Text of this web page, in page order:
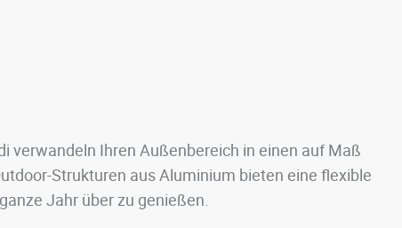
verwandeln Ihren Außenbereich in einen auf Maß
Strukturen aus Aluminium bieten eine flexible
Jahr über zu genießen.